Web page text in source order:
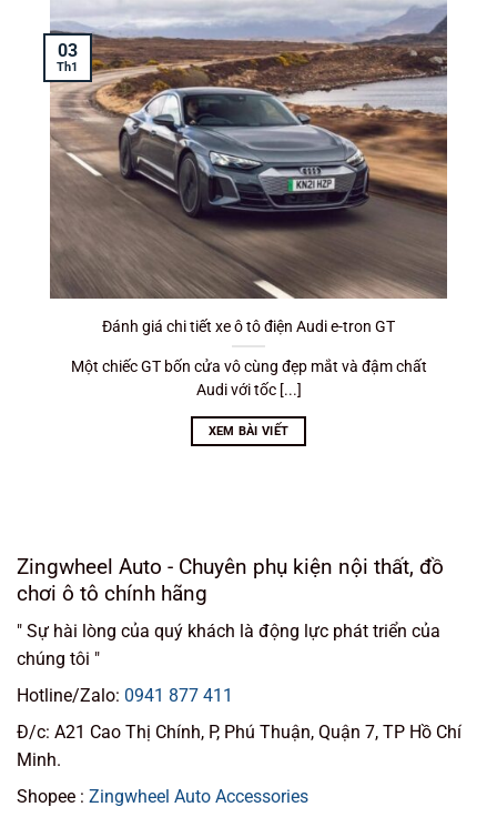
Đánh giá chi tiết xe ô tô điện Audi e-tron GT
Một chiếc GT bốn cửa vô cùng đẹp mắt và đậm chất
Audi với tốc [...]
XEM BÀI VIẾT
03
Th1
Zingwheel Auto - Chuyên phụ kiện nội thất, đồ
chơi ô tô chính hãng
" Sự hài lòng của quý khách là động lực phát triển của
chúng tôi "
Hotline/Zalo: 0941 877 411
Đ/c: A21 Cao Thị Chính, P, Phú Thuận, Quận 7, TP Hồ Chí
Minh.
Shopee : Zingwheel Auto Accessories